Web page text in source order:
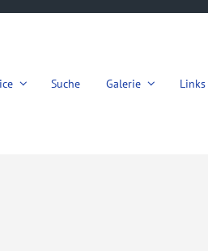
Suche Galerie Links